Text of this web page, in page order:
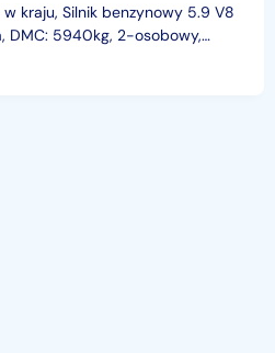
Silnik benzynowy 5.9 V8
DMC: 5940kg, 2-osobowy,
progowe, Wsp. kierowni